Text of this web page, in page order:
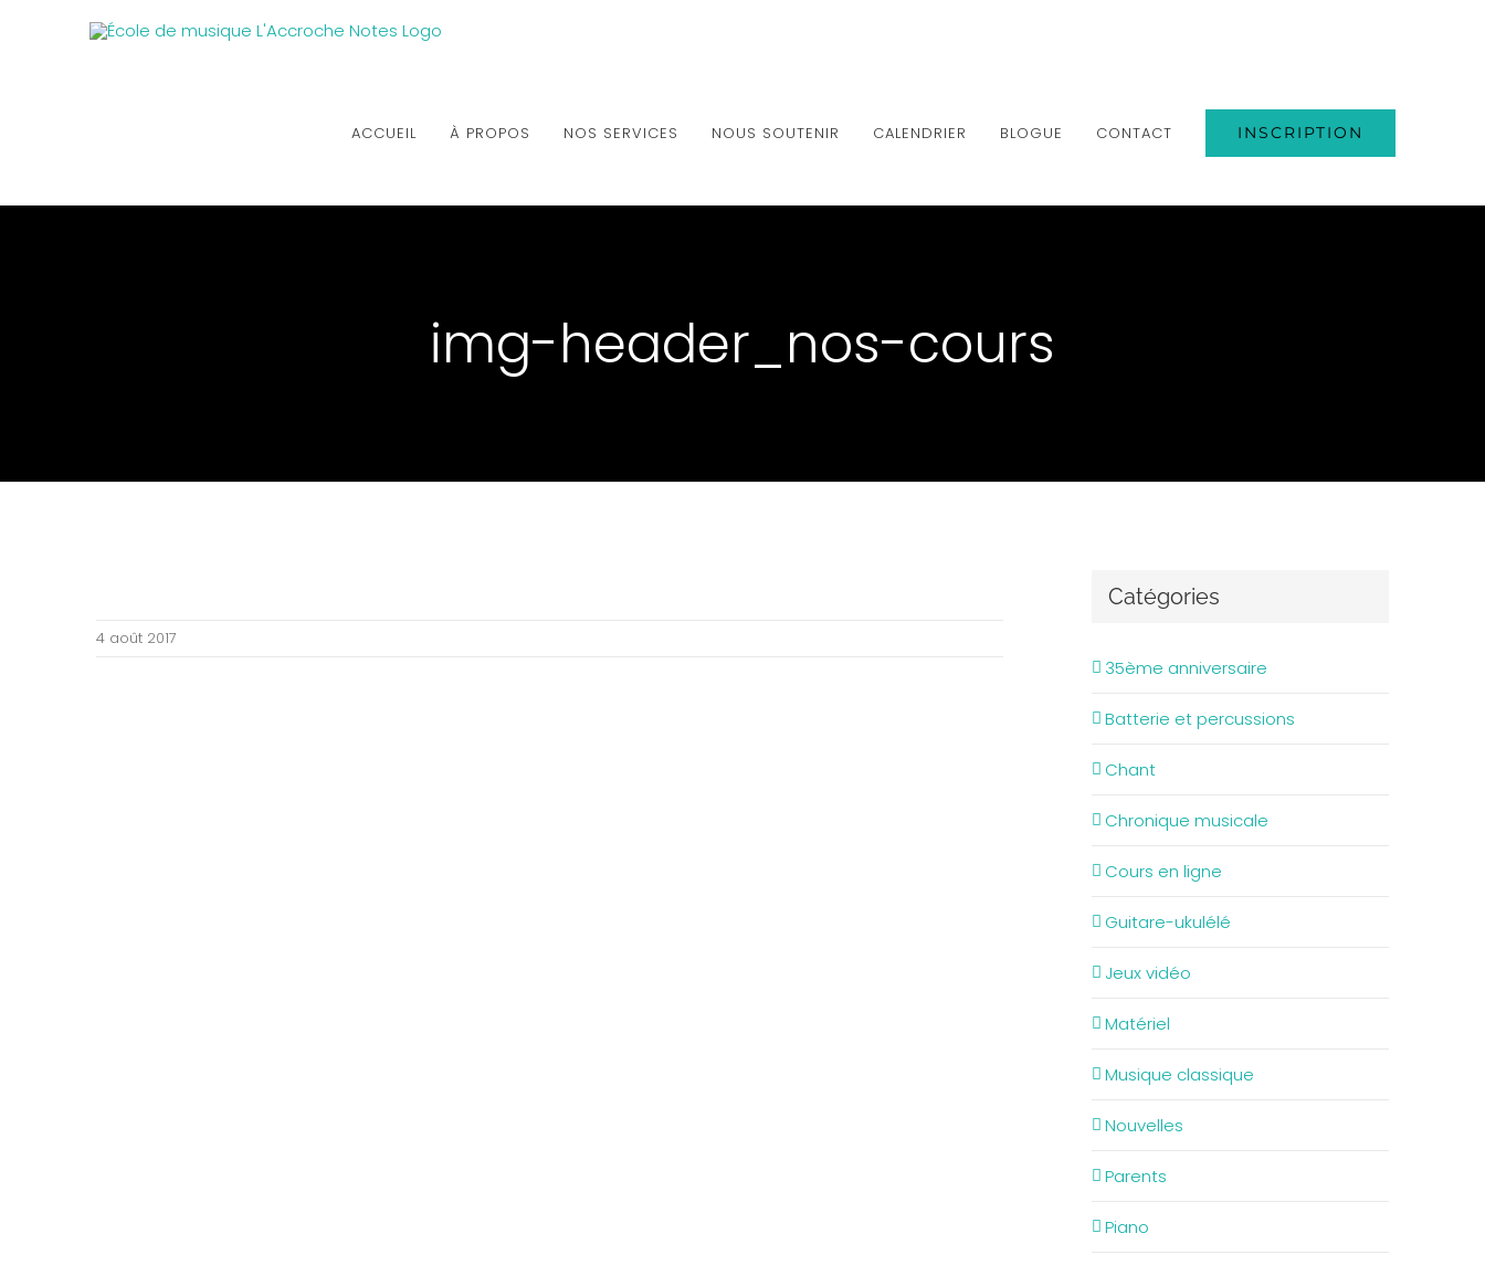
ACCUEIL À PROPOS NOS SERVICES NOUS SOUTENIR CALENDRIER BLOGUE CONTACT INSCRIPTION
img-header_nos-cours
4 août 2017
Catégories
35ème anniversaire
Batterie et percussions
Chant
Chronique musicale
Cours en ligne
Guitare-ukulélé
Jeux vidéo
Matériel
Musique classique
Nouvelles
Parents
Piano